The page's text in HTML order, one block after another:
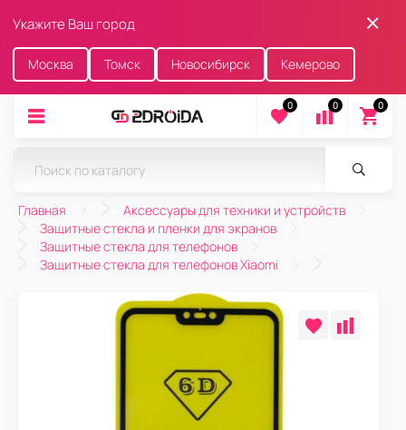
Укажите Ваш город
Москва Томск Новосибирск Кемерово
0 0 0
Главная
Аксессуары для техники и устройств
Защитные стекла и пленки для экранов
Защитные стекла для телефонов
Защитные стекла для телефонов Xiaomi